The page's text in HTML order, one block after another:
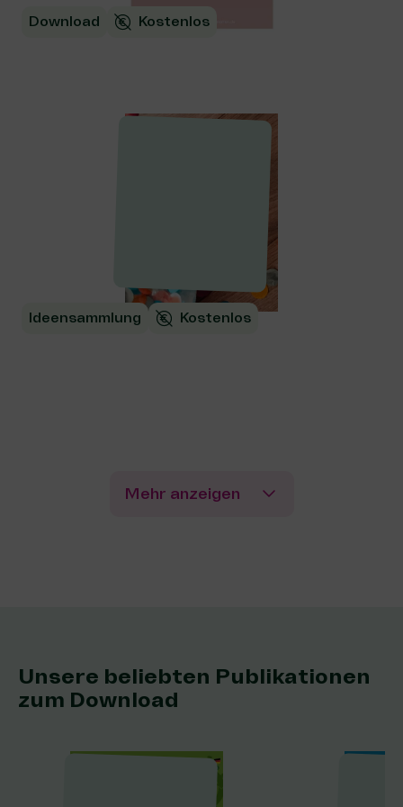
Download Kostenlos
Ideensammlung Kostenlos
Mehr anzeigen
Unsere beliebten Publikationen
zum Download